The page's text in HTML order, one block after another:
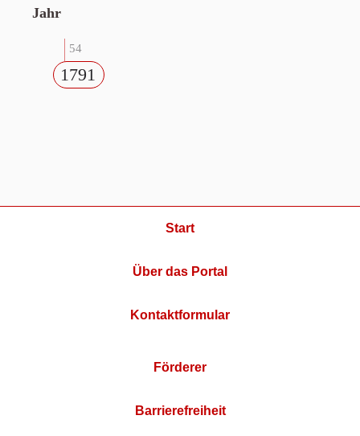
Jahr
54
1791
Start
Über das Portal
Kontaktformular
Förderer
Barrierefreiheit